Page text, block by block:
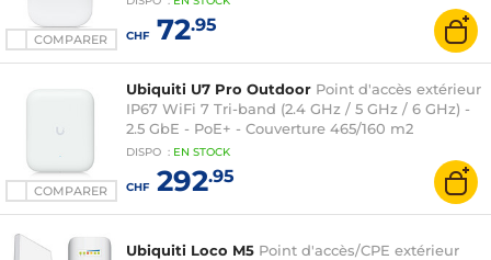
COMPARER CHF72.95
COMPARER
Ubiquiti U7 Pro Outdoor Point d'accès extérieur
IP67 WiFi 7 Tri-band (2.4 GHz / 5 GHz / 6 GHz) -
2.5 GbE - PoE+ - Couverture 465/160 m2
DISPO : EN STOCK
CHF292.95
Ubiquiti Loco M5 Point d'accès/CPE extérieur